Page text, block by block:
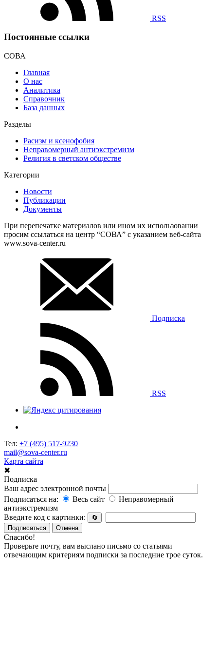
RSS
Постоянные ссылки
СОВА
Главная
О нас
Аналитика
Справочник
База данных
Разделы
Расизм и ксенофобия
Неправомерный антиэкстремизм
Религия в светском обществе
Категории
Новости
Публикации
Документы
При перепечатке материалов или ином их использовании
просим ссылаться на центр “СОВА” с указанием веб-сайта
www.sova-center.ru
Подписка
RSS
Тел: +7 (495) 517-9230
mail@sova-center.ru
Карта сайта
✖
Подписка
Ваш адрес электронной почты
Подписаться на:
Весь сайт
Неправомерный
антиэкстремизм
Введите код с картинки:
🔄
Подписаться
Отмена
Спасибо!
Проверьте почту, вам выслано письмо со статьями
отвечающим критериям подписки за последние трое суток.